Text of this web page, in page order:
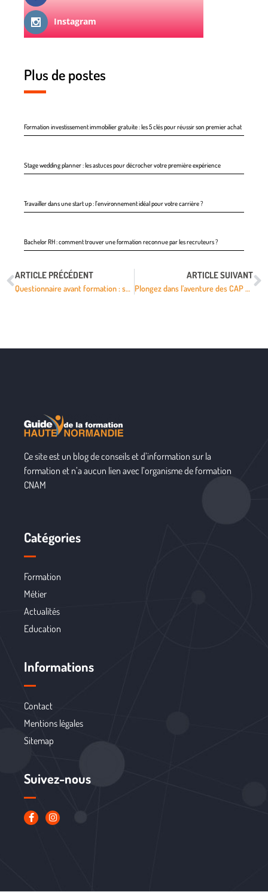
Instagram
Plus de postes
Formation investissement immobilier gratuite : les 5 clés pour réussir son premier achat
Stage wedding planner : les astuces pour décrocher votre première expérience
Travailler dans une start up : l’environnement idéal pour votre carrière ?
Bachelor RH : comment trouver une formation reconnue par les recruteurs ?
ARTICLE PRÉCÉDENT
Questionnaire avant formation : secrets insoupçonnés pour un apprentissage optimisé
ARTICLE SUIVANT
Plongez dans l’aventure des CAP artisanat et révélez votre talent caché !
Ce site est un blog de conseils et d’information sur la
formation et n’a aucun lien avec l’organisme de formation
CNAM
Catégories
Formation
Métier
Actualités
Education
Informations
Contact
Mentions légales
Sitemap
Suivez-nous